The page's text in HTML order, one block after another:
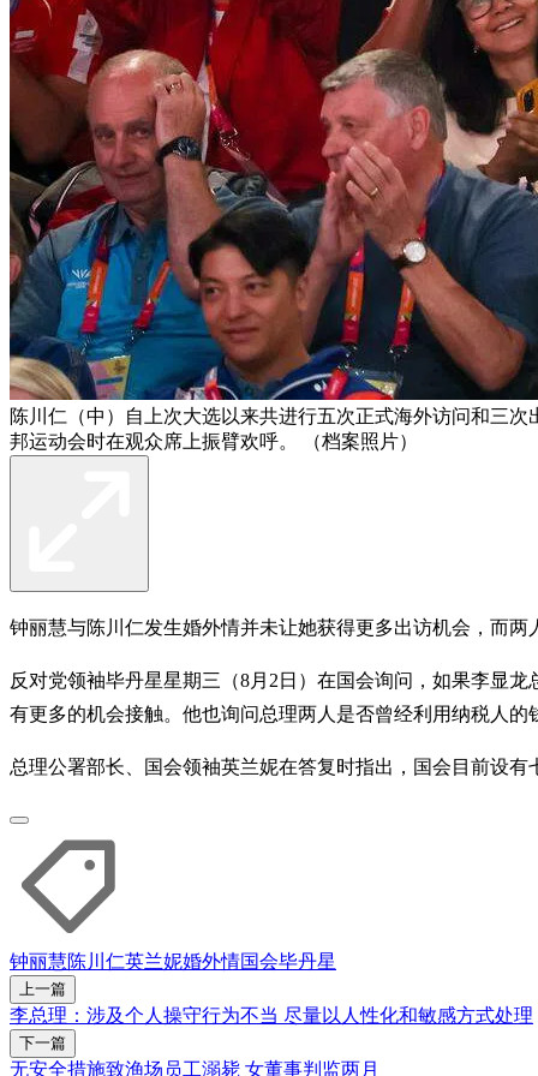
陈川仁（中）自上次大选以来共进行五次正式海外访问和三
邦运动会时在观众席上振臂欢呼。 （档案照片）
钟丽慧与陈川仁发生婚外情并未让她获得更多出访机会，而
反对党领袖毕丹星星期三（8月2日）在国会询问，如果李显
有更多的机会接触。他也询问总理两人是否曾经利用纳税人的
总理公署部长、国会领袖英兰妮在答复时指出，国会目前设
钟丽慧陈川仁英兰妮婚外情国会毕丹星
上一篇
李总理：涉及个人操守行为不当 尽量以人性化和敏感方式处理
下一篇
无安全措施致渔场员工溺毙 女董事判监两月